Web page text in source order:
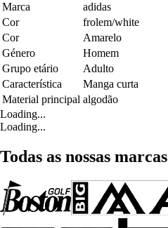
Marca
adidas
Cor
frolem/white
Cor
Amarelo
Género
Homem
Grupo etário
Adulto
Característica
Manga curta
Material principal algodão
Loading...
Loading...
Todas as nossas marcas